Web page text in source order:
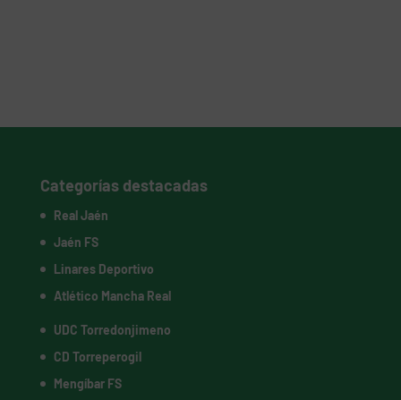
Categorías destacadas
Real Jaén
Jaén FS
Linares Deportivo
Atlético Mancha Real
UDC Torredonjimeno
CD Torreperogil
Mengíbar FS